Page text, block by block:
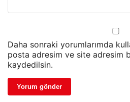
Daha sonraki yorumlarımda
posta adresim ve site adresim
kaydedilsin.